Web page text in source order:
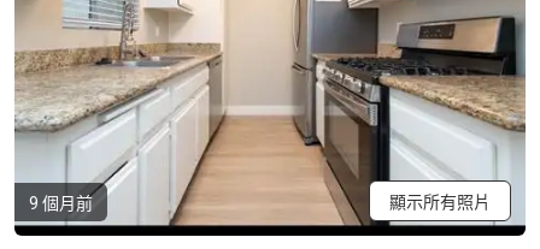
9 個月前 顯示所有照片